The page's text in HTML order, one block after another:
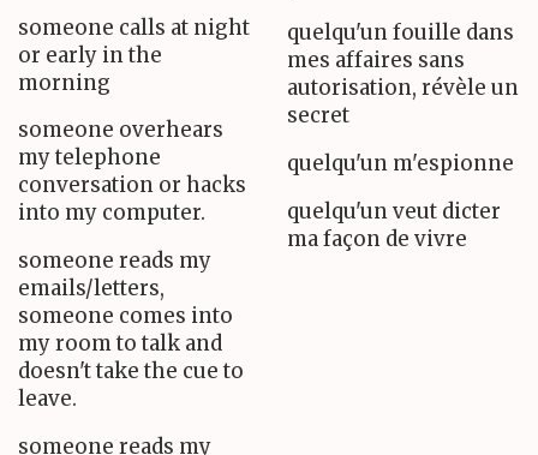
someone calls at night
or early in the
morning
someone overhears
my telephone
conversation or hacks
into my computer.
someone reads my
emails/letters,
someone comes into
my room to talk and
doesn't take the cue to
leave.
someone reads my
quelqu'un fouille dans
mes affaires sans
autorisation, révèle un
secret
quelqu'un m'espionne
quelqu'un veut dicter
ma façon de vivre